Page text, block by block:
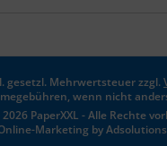
gesetzl. Mehrwertsteuer zzgl.
wenn nicht
PaperXXL - Alle Rechte
Marketing by